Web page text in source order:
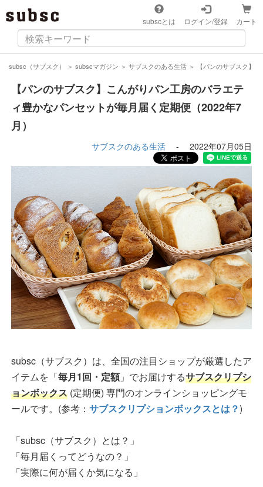
subscとは ログイン/登録 カート
subsc（サブスク） ＞ subscマガジン ＞ サブスクのある生活 ＞ 【パンのサブスク】
【パンのサブスク】こんがりパン工房のバラエテ
ィ豊かなパンセットが毎月届く定期便（2022年7
月）
サブスクのある生活 - 2022年07月05日
subsc（サブスク）は、全国の注目ショップが厳選したア
イテムを「毎月1回・定額」でお届けするサブスクリプシ
ョンボックス (定期便) 専門のオンラインショッピングモ
ールです。(参考： サブスクリプションボックスとは？)
「subsc（サブスク）とは？」
「毎月届くってどうなの？」
「実際に何が届くか気になる」